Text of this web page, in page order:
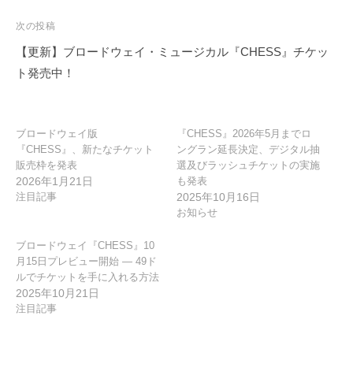
ゲ
ー
シ
次の投稿
【更新】ブロードウェイ・ミュージカル『CHESS』チケッ
ト発売中！
ブロードウェイ版
『CHESS』、新たなチケット
販売枠を発表
2026年1月21日
注目記事
『CHESS』2026年5月までロ
ングラン延長決定、デジタル抽
選及びラッシュチケットの実施
も発表
2025年10月16日
お知らせ
ブロードウェイ『CHESS』10
月15日プレビュー開始 — 49ド
ルでチケットを手に入れる方法
2025年10月21日
注目記事